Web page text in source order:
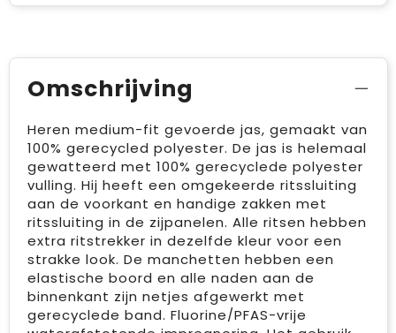
Omschrijving
Heren medium-fit gevoerde jas, gemaakt van
100% gerecycled polyester. De jas is helemaal
gewatteerd met 100% gerecyclede polyester
vulling. Hij heeft een omgekeerde ritssluiting
aan de voorkant en handige zakken met
ritssluiting in de zijpanelen. Alle ritsen hebben
extra ritstrekker in dezelfde kleur voor een
strakke look. De manchetten hebben een
elastische boord en alle naden aan de
binnenkant zijn netjes afgewerkt met
gerecyclede band. Fluorine/PFAS-vrije